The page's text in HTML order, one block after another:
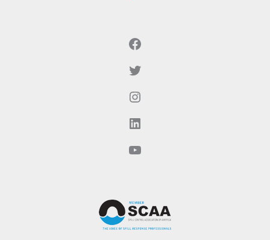
Facebook
Twitter
Instagram
LinkedIn
YouTube